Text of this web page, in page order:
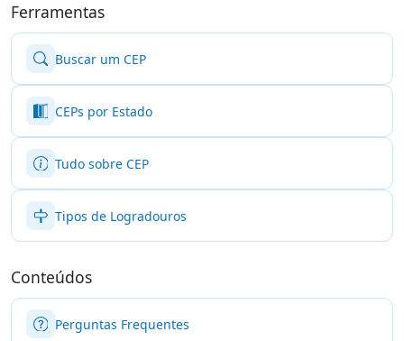
Ferramentas
Buscar um CEP
CEPs por Estado
Tudo sobre CEP
Tipos de Logradouros
Conteúdos
Perguntas Frequentes